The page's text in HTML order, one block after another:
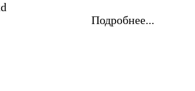
Подробнее...